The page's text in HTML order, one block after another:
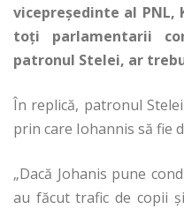
vicepreşedinte al PNL,
toţi parlamentarii
patronul Stelei, ar
În replică, patronul
prin care Iohannis să fie
„Dacă Johanis pune
au făcut trafic de copii